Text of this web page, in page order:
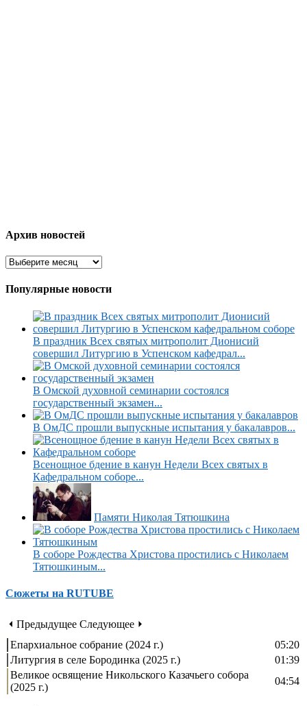
Архив новостей
Популярные новости
В праздник Всех святых митрополит Дионисий
совершил Литургию в Успенском кафедрал...
В Омской духовной семинарии состоялся
государственный экзамен...
В ОмДС прошли выпускные испытания у бакалавров...
Всенощное бдение в канун Недели Всех святых в
Кафедральном соборе...
Памяти Николая Тятюшкина
В соборе Рождества Христова простились с Николаем
Тятюшкиным...
Сюжеты на RUTUBE
⏴ Предыдущее Следующее ⏵
Епархиальное собрание (2024 г.)
05:20
Литургия в селе Бородинка (2025 г.)
01:39
Великое освящение Никольского Казачьего собора
(2025 г.)
04:54